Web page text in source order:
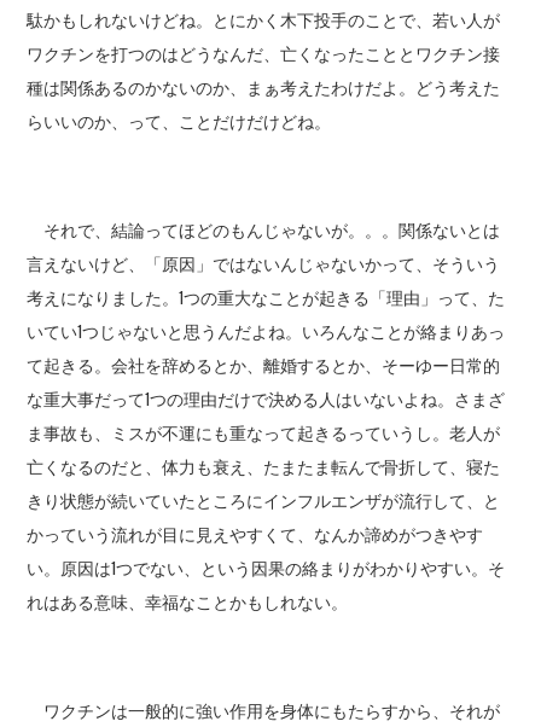
駄かもしれないけどね。とにかく木下投手のことで、若い人が
ワクチンを打つのはどうなんだ、亡くなったこととワクチン接
種は関係あるのかないのか、まぁ考えたわけだよ。どう考えた
らいいのか、って、ことだけだけどね。
それで、結論ってほどのもんじゃないが。。。関係ないとは
言えないけど、「原因」ではないんじゃないかって、そういう
考えになりました。1つの重大なことが起きる「理由」って、た
いてい1つじゃないと思うんだよね。いろんなことが絡まりあっ
て起きる。会社を辞めるとか、離婚するとか、そーゆー日常的
な重大事だって1つの理由だけで決める人はいないよね。さまざ
ま事故も、ミスが不運にも重なって起きるっていうし。老人が
亡くなるのだと、体力も衰え、たまたま転んで骨折して、寝た
きり状態が続いていたところにインフルエンザが流行して、と
かっていう流れが目に見えやすくて、なんか諦めがつきやす
い。原因は1つでない、という因果の絡まりがわかりやすい。そ
れはある意味、幸福なことかもしれない。
ワクチンは一般的に強い作用を身体にもたらすから、それが